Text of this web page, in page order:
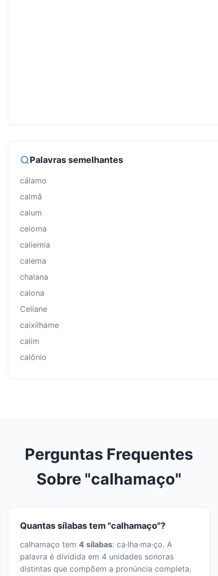
Palavras semelhantes
cálamo
calmã
calum
celoma
caliemia
calema
chalana
calona
Celiane
caixilhame
calim
calônio
Perguntas Frequentes
Sobre "calhamaço"
Quantas sílabas tem "calhamaço"?
calhamaço tem 4 sílabas: ca·lha·ma·ço. A
palavra é dividida em 4 unidades sonoras
distintas que compõem a pronúncia completa.